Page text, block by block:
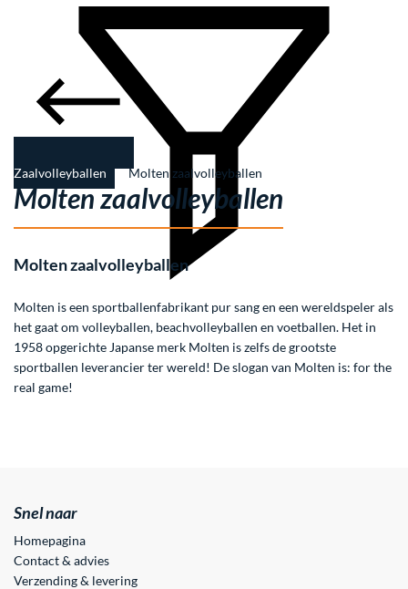
Filter
Zaalvolleyballen Molten zaalvolleyballen
Molten zaalvolleyballen
Molten zaalvolleyballen
Molten is een sportballenfabrikant pur sang en een wereldspeler als
het gaat om volleyballen, beachvolleyballen en voetballen. Het in
1958 opgerichte Japanse merk Molten is zelfs de grootste
sportballen leverancier ter wereld! De slogan van Molten is: for the
real game!
Snel naar
Homepagina
Contact & advies
Verzending & levering